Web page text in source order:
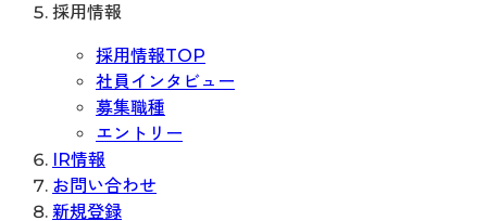
採用情報
採用情報TOP
社員インタビュー
募集職種
エントリー
IR情報
お問い合わせ
新規登録